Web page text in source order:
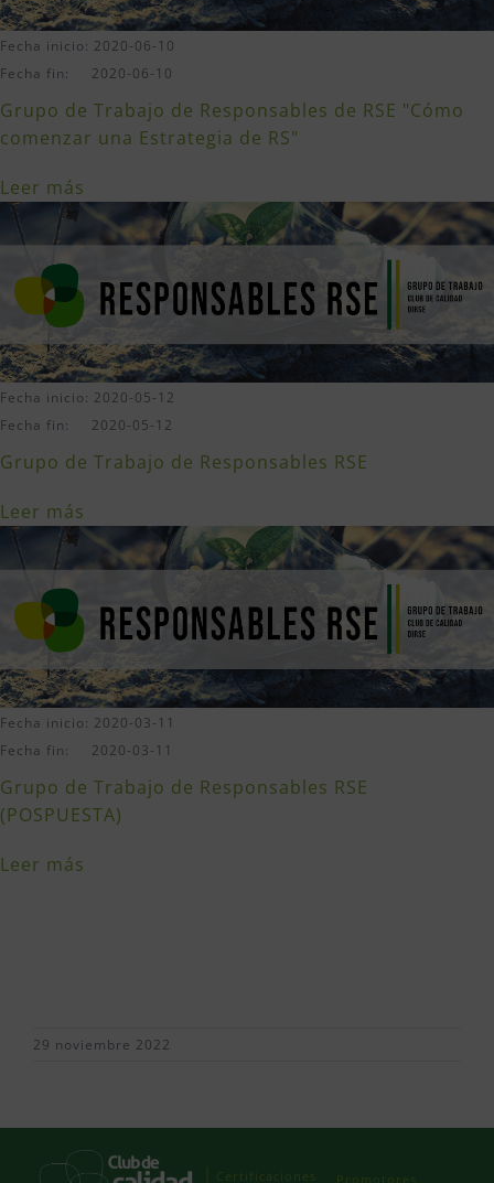
Fecha inicio: 2020-06-10
Fecha fin: 2020-06-10
Grupo de Trabajo de Responsables de RSE "Cómo
comenzar una Estrategia de RS"
Leer más
Fecha inicio: 2020-05-12
Fecha fin: 2020-05-12
Grupo de Trabajo de Responsables RSE
Leer más
Fecha inicio: 2020-03-11
Fecha fin: 2020-03-11
Grupo de Trabajo de Responsables RSE
(POSPUESTA)
Leer más
29 noviembre 2022
Certificaciones Promotores